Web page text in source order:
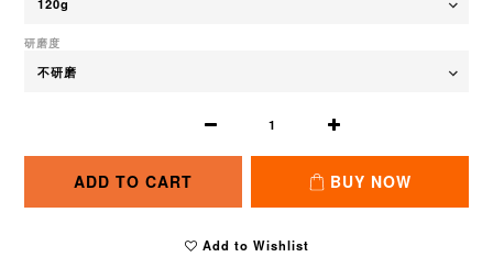
研磨度
ADD TO CART BUY NOW
Add to Wishlist